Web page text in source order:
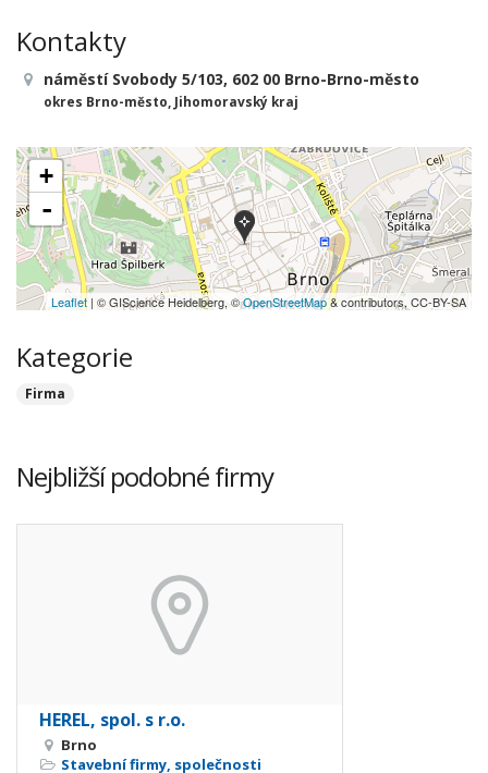
Kontakty
náměstí Svobody 5/103, 602 00 Brno-Brno-město
okres Brno-město, Jihomoravský kraj
+
-
Leaflet | © GIScience Heidelberg, ©OpenStreetMap& contributors, CC-BY-SA
Kategorie
Firma
Nejbližší podobné firmy
HEREL, spol. s r.o.
Brno
Stavební firmy, společnosti